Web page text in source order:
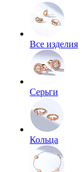
Все изделия
Серьги
Кольца